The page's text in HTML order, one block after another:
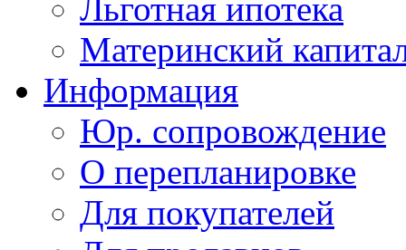
Льготная ипотека
Материнский
Информация
Юр. сопровождение
О перепланировке
Для покупателей